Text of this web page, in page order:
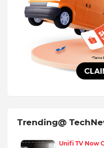
Trending@
Unifi TV Now